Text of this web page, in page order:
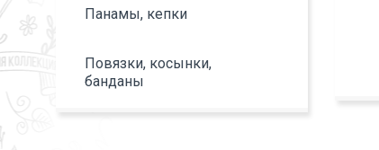
Панамы, кепки
Повязки, косынки,
банданы